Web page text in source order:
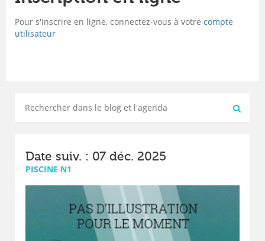
Pour s'inscrire en ligne, connectez-vous à votre compte
utilisateur
Date suiv. : 07 déc. 2025
PISCINE N1